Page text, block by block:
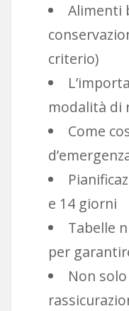
Alimenti
criterio)
modalità di
Come
e 14 giorni
Tabelle
per
Non